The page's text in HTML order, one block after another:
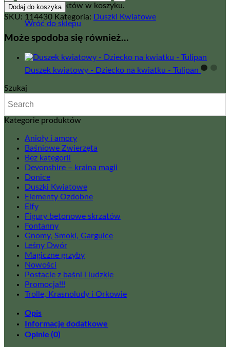
Brak produktów w koszyku.
Wróć do sklepu
Duszek
kwiatowy
Dziecko
na
kwiatku
Ślimaczek
Dodaj do koszyka
SKU: 114430 Kategoria: Duszki Kwiatowe
Może spodoba się również…
Duszek kwiatowy - Dziecko na kwiatku - Tulipan
Szukaj
Kategorie produktów
Anioły i amory
Baśniowe Zwierzęta
Bez kategorii
Devonshire – kraina magii
Donice
Duszki Kwiatowe
Elementy Ozdobne
Elfy
Figury betonowe skrzatów
Fontanny
Gnomy, Smoki, Gargulce
Leśny Dwór
Magiczne grzyby
Nowości
Postacie z baśni i ludzkie
Promocja!!!
Trolle, Krasnoludy i Orkowie
Opis
Informacje dodatkowe
Opinie (0)